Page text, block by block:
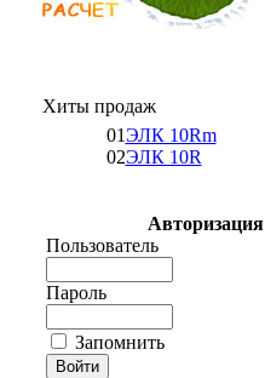
Хиты продаж
01ЭЛК 10Rm
02ЭЛК 10R
Авторизация
Пользователь
Пароль
Запомнить